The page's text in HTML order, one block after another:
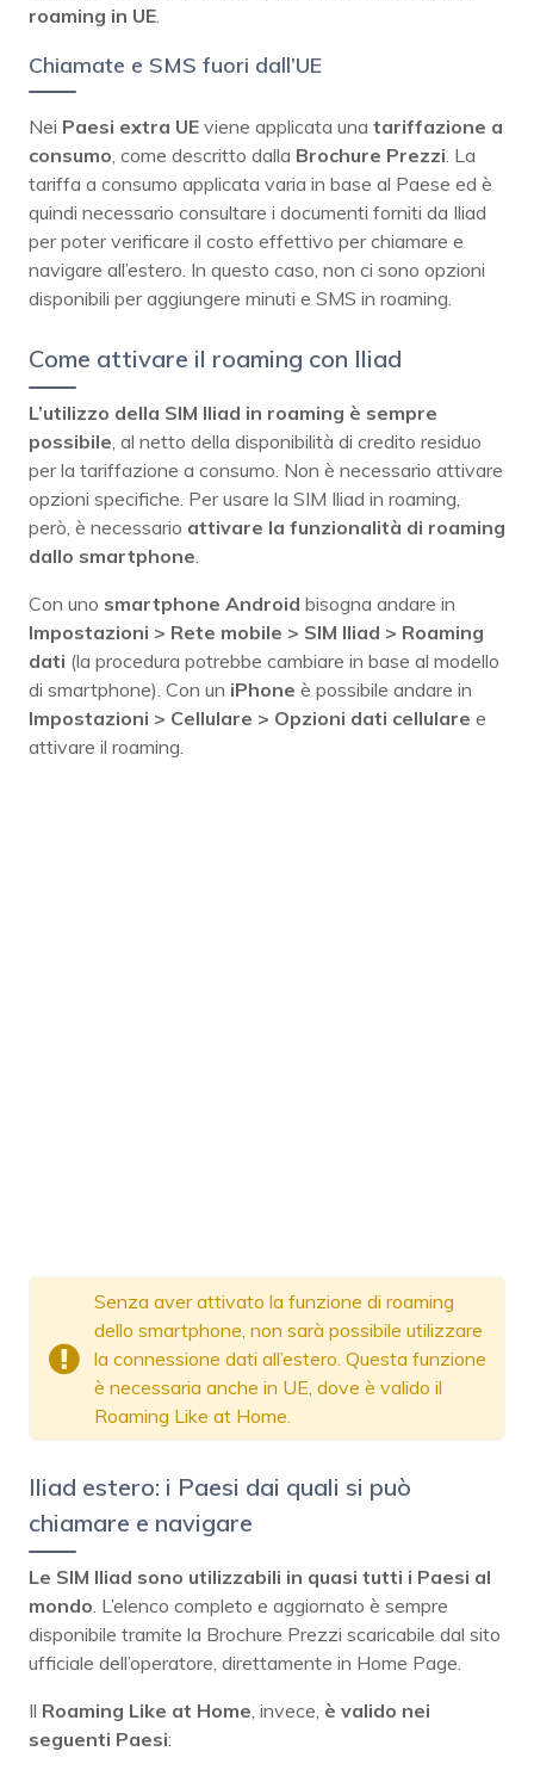
roaming in UE
Chiamate e SMS fuori dall’UE
Nei Paesi extra UE viene applicata una tariffazione a
consumo , come descritto dalla Brochure Prezzi . La
tariffa a consumo applicata varia in base al Paese ed è
quindi necessario consultare i documenti forniti da Iliad
per poter verificare il costo effettivo per chiamare e
navigare all’estero. In questo caso, non ci sono opzioni
disponibili per aggiungere minuti e SMS in roaming.
Come attivare il roaming con Iliad
L’utilizzo della SIM Iliad in roaming è sempre
possibile , al netto della disponibilità di credito residuo
per la tariffazione a consumo. Non è necessario attivare
opzioni specifiche. Per usare la SIM Iliad in roaming,
però, è necessario attivare la funzionalità di roaming
dallo smartphone
Con uno smartphone Android bisogna andare in
Impostazioni > Rete mobile > SIM Iliad > Roaming
dati (la procedura potrebbe cambiare in base al modello
di smartphone). Con un iPhone è possibile andare in
Impostazioni > Cellulare > Opzioni dati cellulare e
attivare il roaming.
Senza aver attivato la funzione di roaming
dello smartphone, non sarà possibile utilizzare
la connessione dati all’estero. Questa funzione
è necessaria anche in UE, dove è valido il
Roaming Like at Home.
Iliad estero: i Paesi dai quali si può
chiamare e navigare
Le SIM Iliad sono utilizzabili in quasi tutti i Paesi al
mondo . L’elenco completo e aggiornato è sempre
disponibile tramite la Brochure Prezzi scaricabile dal sito
ufficiale dell’operatore, direttamente in Home Page.
Il Roaming Like at Home , invece, è valido nei
seguenti Paesi: